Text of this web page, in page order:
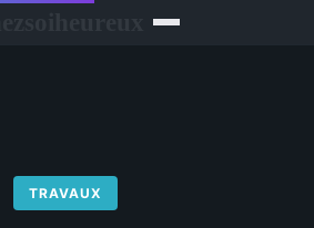
TRAVAUX